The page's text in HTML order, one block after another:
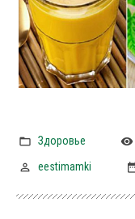
Здоровье
eestimamki